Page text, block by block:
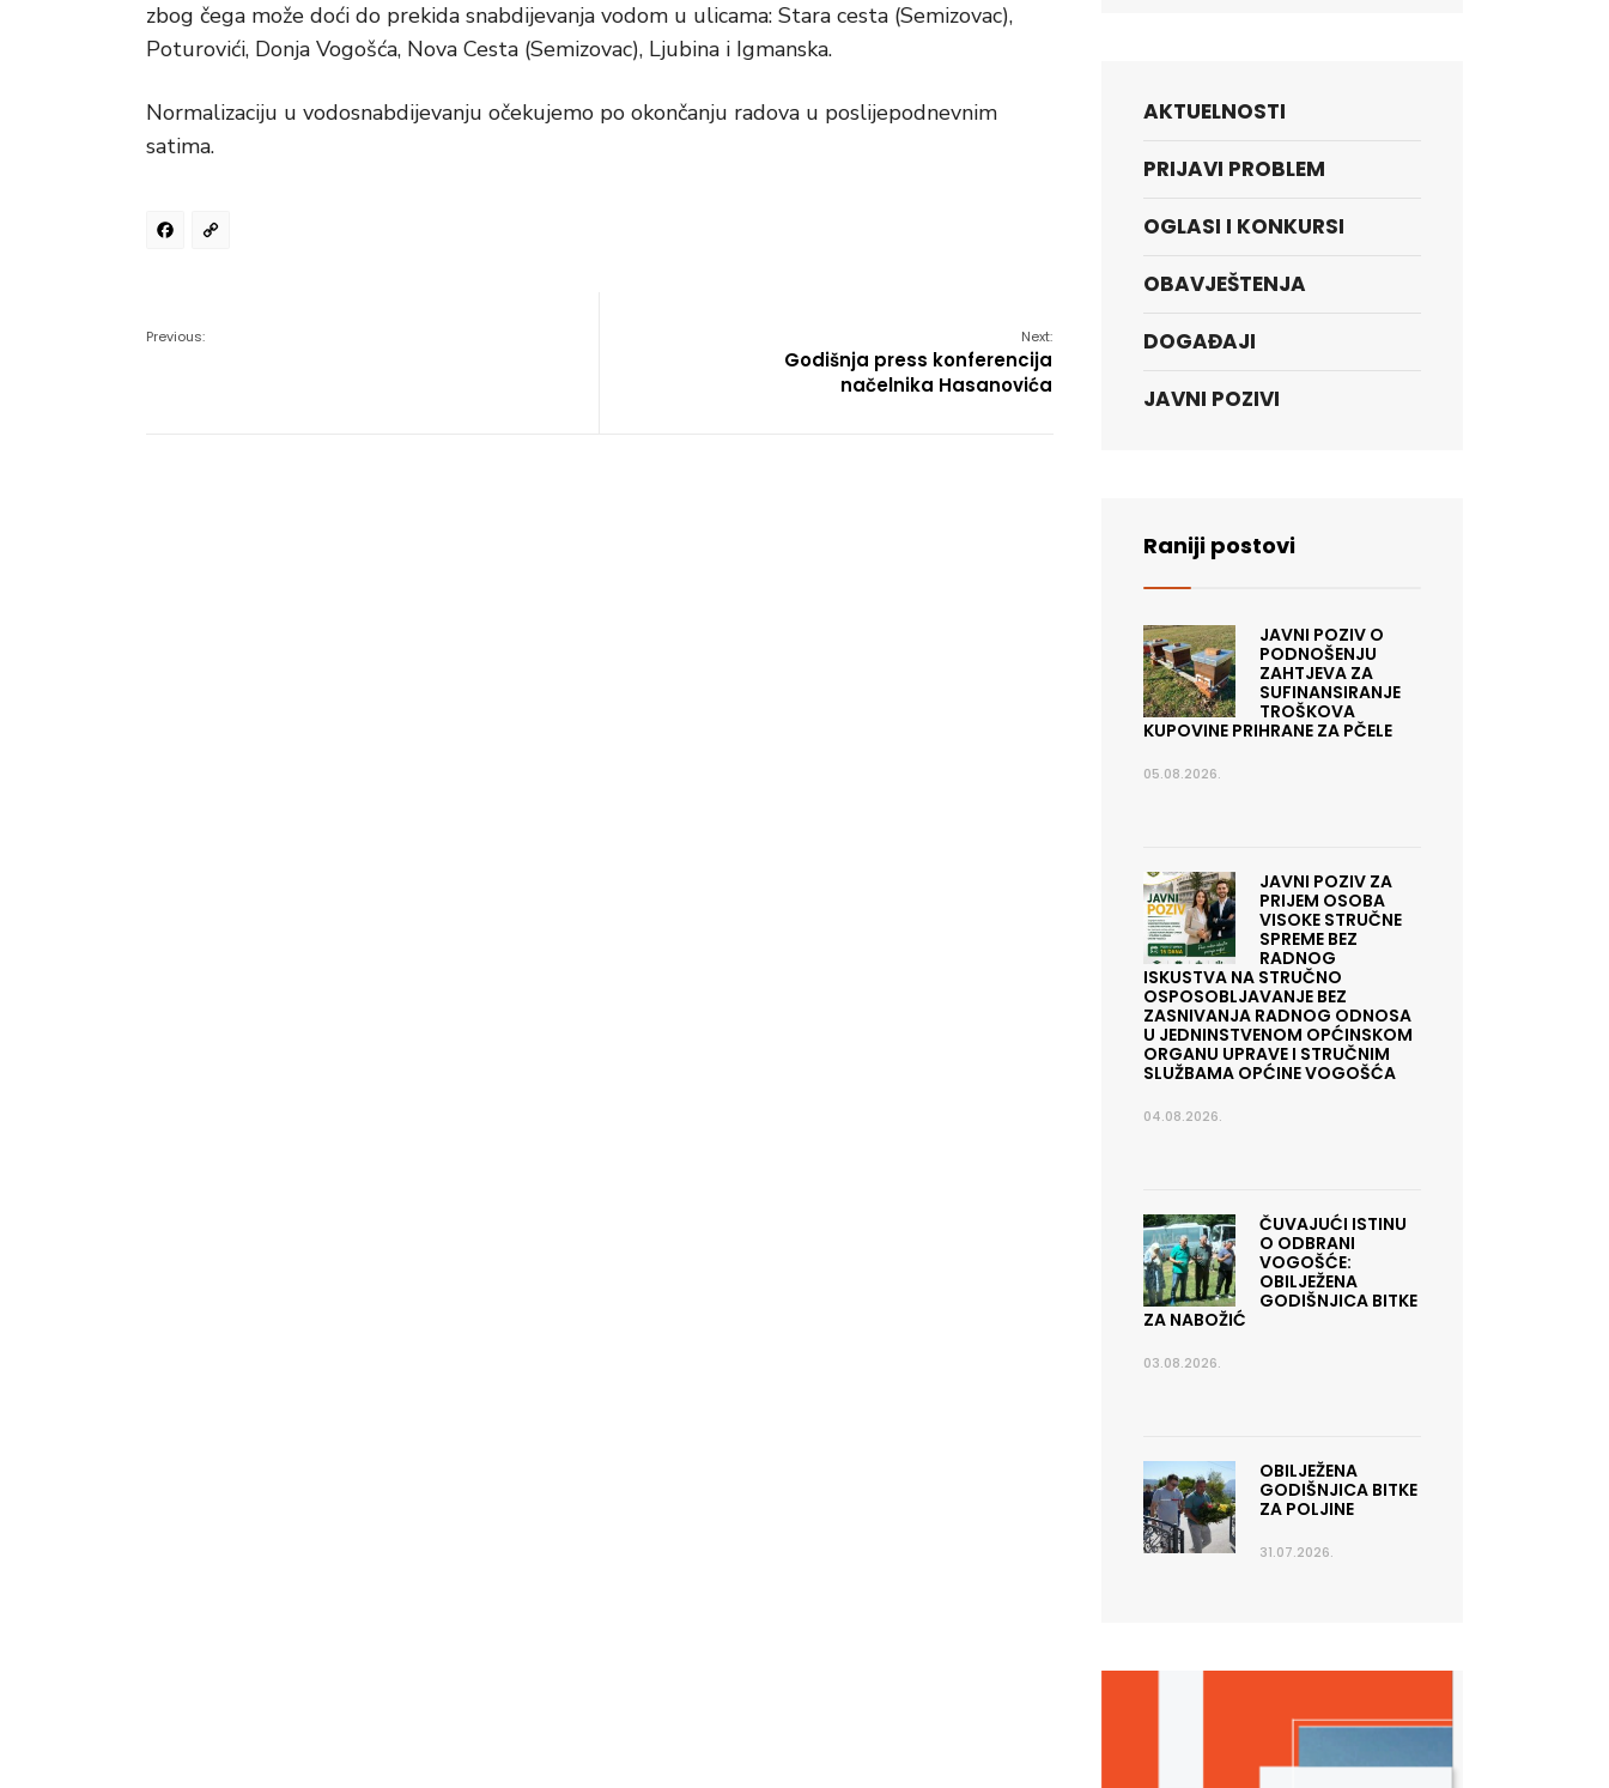
zbog čega može doći do prekida snabdijevanja vodom u ulicama: Stara cesta (Semizovac),
Poturovići, Donja Vogošća, Nova Cesta (Semizovac), Ljubina i Igmanska.
Normalizaciju u vodosnabdijevanju očekujemo po okončanju radova u poslijepodnevnim
satima.
Facebook
Previous: Next:
Godišnja press konferencija
načelnika Hasanovića
AKTUELNOSTI
PRIJAVI PROBLEM
OGLASI I KONKURSI
OBAVJEŠTENJA
DOGAĐAJI
JAVNI POZIVI
Raniji postovi
JAVNI POZIV O
PODNOŠENJU
ZAHTJEVA ZA
SUFINANSIRANJE
TROŠKOVA
KUPOVINE PRIHRANE ZA PČELE
05.08.2026.
JAVNI POZIV ZA
PRIJEM OSOBA
VISOKE STRUČNE
SPREME BEZ
RADNOG
ISKUSTVA NA STRUČNO
OSPOSOBLJAVANJE BEZ
ZASNIVANJA RADNOG ODNOSA
U JEDNINSTVENOM OPĆINSKOM
ORGANU UPRAVE I STRUČNIM
SLUŽBAMA OPĆINE VOGOŠĆA
04.08.2026.
ČUVAJUĆI ISTINU
O ODBRANI
VOGOŠĆE:
OBILJEŽENA
GODIŠNJICA BITKE
ZA NABOŽIĆ
03.08.2026.
OBILJEŽENA
GODIŠNJICA BITKE
ZA POLJINE
31.07.2026.